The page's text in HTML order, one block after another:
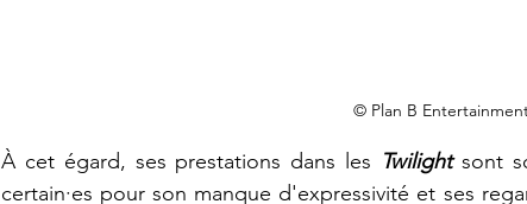
© Plan B
À cet égard, ses prestations dans les Twilight sont
certain·es pour son manque d'expressivité et ses